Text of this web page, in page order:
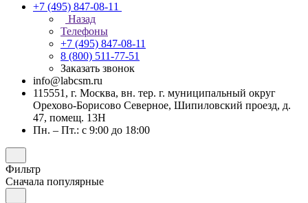
+7 (495) 847-08-11
Назад
Телефоны
+7 (495) 847-08-11
8 (800) 511-77-51
Заказать звонок
info@labcsm.ru
115551, г. Москва, вн. тер. г. муниципальный округ
Орехово-Борисово Северное, Шипиловский проезд, д.
47, помещ. 13Н
Пн. – Пт.: с 9:00 до 18:00
Фильтр
Сначала популярные